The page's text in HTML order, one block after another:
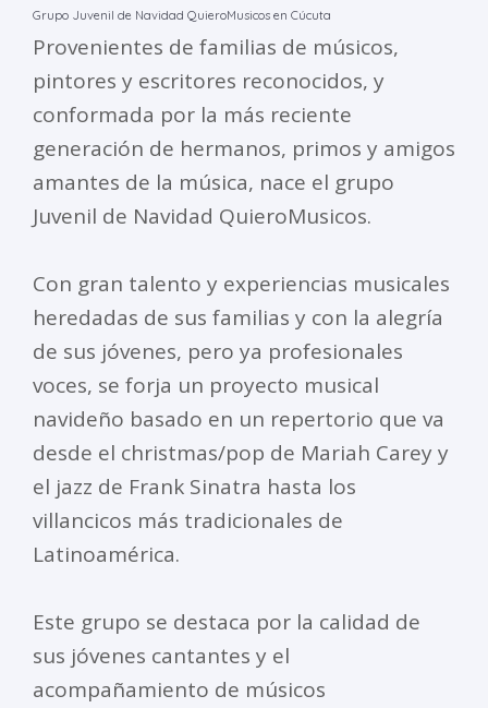
Grupo Juvenil de Navidad QuieroMusicos en Cúcuta
Provenientes de familias de músicos,
pintores y escritores reconocidos, y
conformada por la más reciente
generación de hermanos, primos y amigos
amantes de la música, nace el grupo
Juvenil de Navidad QuieroMusicos.
Con gran talento y experiencias musicales
heredadas de sus familias y con la alegría
de sus jóvenes, pero ya profesionales
voces, se forja un proyecto musical
navideño basado en un repertorio que va
desde el christmas/pop de Mariah Carey y
el jazz de Frank Sinatra hasta los
villancicos más tradicionales de
Latinoamérica.
Este grupo se destaca por la calidad de
sus jóvenes cantantes y el
acompañamiento de músicos